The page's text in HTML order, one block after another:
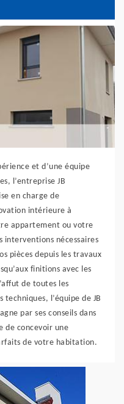
et d’une équipe
l’entreprise JB
en charge de
intérieure à
appartement ou votre
interventions nécessaires
pièces depuis les travaux
finitions avec les
de toutes les
l’équipe de JB
par ses conseils dans
de concevoir une
de votre habitation.